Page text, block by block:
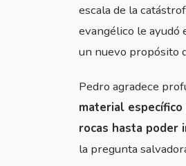
escala de la
evangélico le ayudó
un nuevo propósito
Pedro agradece
material
rocas hasta poder
la pregunta